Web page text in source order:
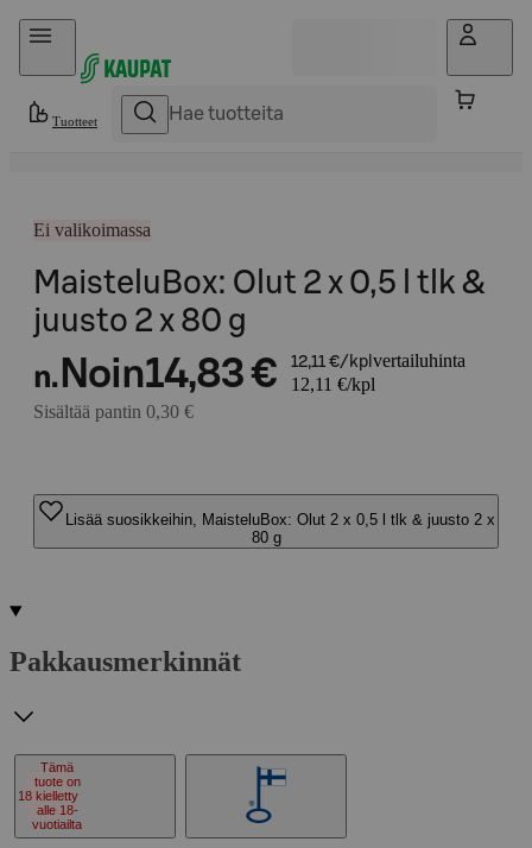
Hyppää sisältöön
Tuotteet
Ei valikoimassa
MaisteluBox: Olut 2 x 0,5 l tlk &
juusto 2 x 80 g
n. Noin14,83 € 12,11 €/kpl vertailuhinta
12,11 €/kpl
Sisältää pantin 0,30 €
Lisää suosikkeihin, MaisteluBox: Olut 2 x 0,5 l tlk & juusto 2 x
80 g
Pakkausmerkinnät
18
Tämä
tuote on
kielletty
alle 18-
vuotiailta